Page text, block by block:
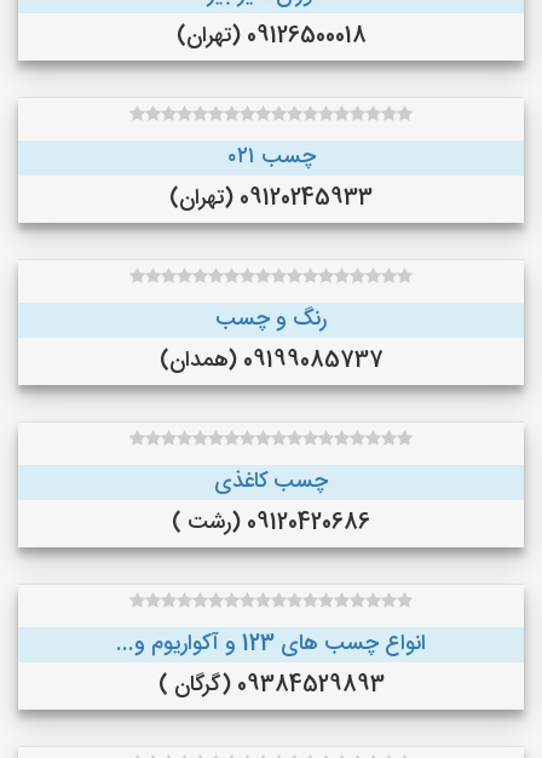
09126500018 (تهران)
چسب ۰۲۱
09120245933 (تهران)
رنگ و چسب
09199085737 (همدان)
چسب کاغذی
09120420686 (رشت )
انواع چسب های 123 و آکواریوم و...
09384529893 (گرگان )